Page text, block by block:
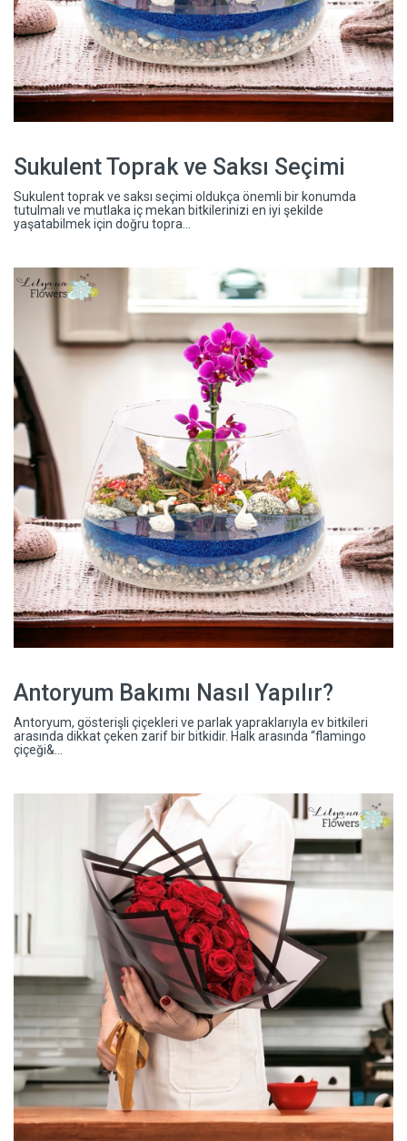
Sukulent Toprak ve Saksı Seçimi
Sukulent toprak ve saksı seçimi oldukça önemli bir konumda
tutulmalı ve mutlaka iç mekan bitkilerinizi en iyi şekilde
yaşatabilmek için doğru topra...
Antoryum Bakımı Nasıl Yapılır?
Antoryum, gösterişli çiçekleri ve parlak yapraklarıyla ev bitkileri
arasında dikkat çeken zarif bir bitkidir. Halk arasında “flamingo
çiçeği&...